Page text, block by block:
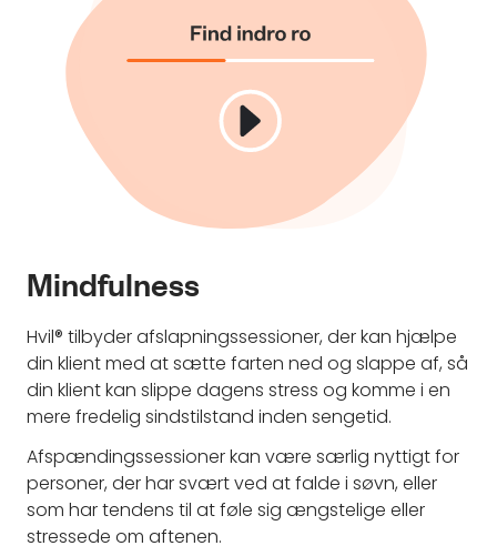
Mindfulness
Hvil® tilbyder afslapningssessioner, der kan hjælpe
din klient med at sætte farten ned og slappe af, så
din klient kan slippe dagens stress og komme i en
mere fredelig sindstilstand inden sengetid.
Afspændingssessioner kan være særlig nyttigt for
personer, der har svært ved at falde i søvn, eller
som har tendens til at føle sig ængstelige eller
stressede om aftenen.